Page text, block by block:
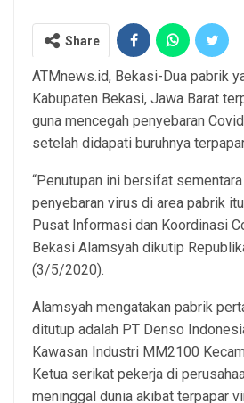
Share
ATMnews.id, Bekasi-Dua pabrik
Kabupaten Bekasi, Jawa Barat
guna mencegah penyebaran
setelah didapati buruhnya
“Penutupan ini bersifat
penyebaran virus di area pabrik
Pusat Informasi dan Koordinasi
Bekasi Alamsyah dikutip
(3/5/2020).
Alamsyah mengatakan pabrik
ditutup adalah PT Denso
Kawasan Industri MM2100
Ketua serikat pekerja di
meninggal dunia akibat terpapar